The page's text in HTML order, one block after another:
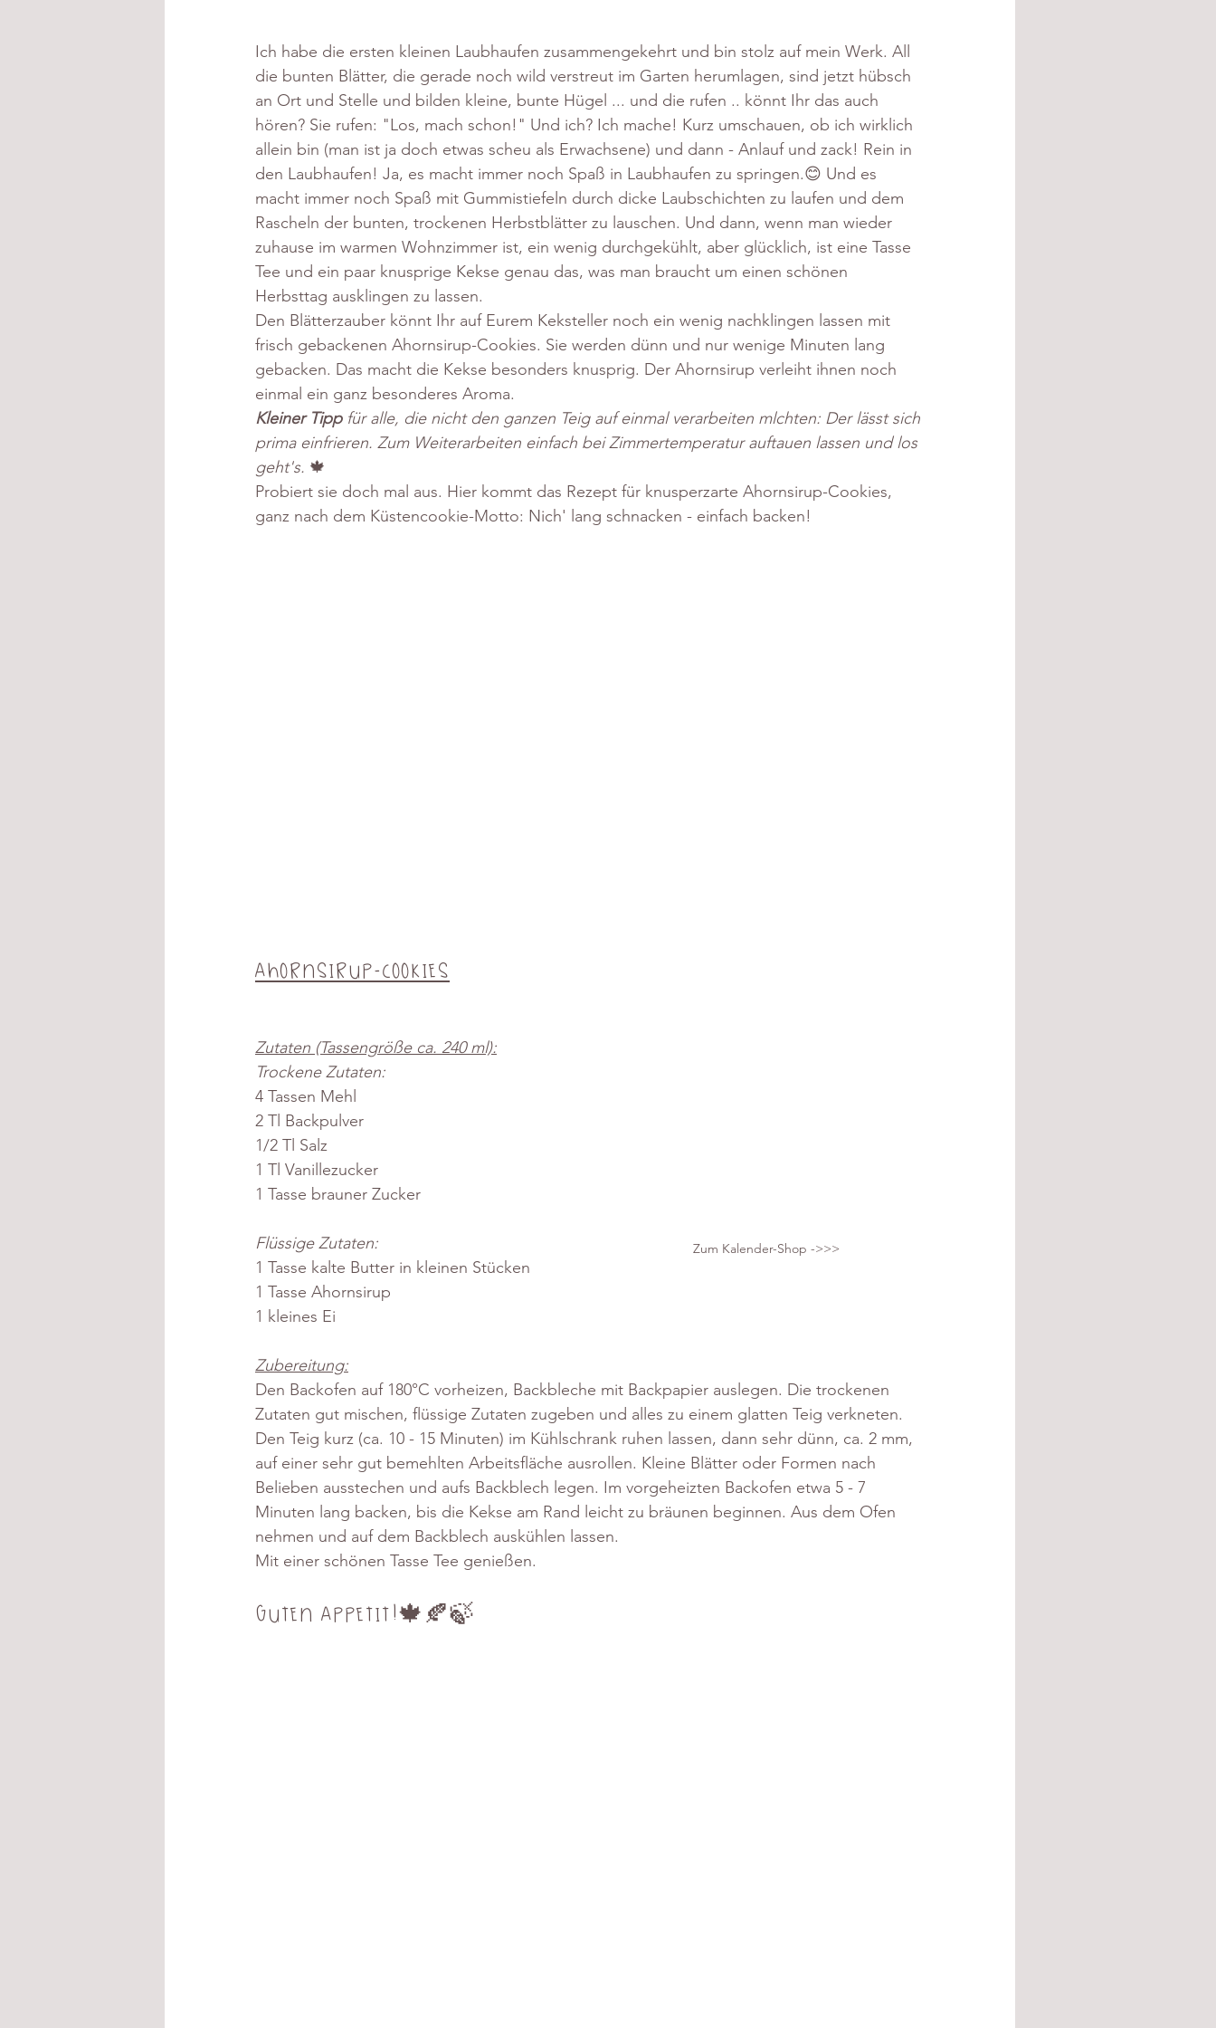
Ich habe die ersten kleinen Laubhaufen zusammengekehrt und bin stolz auf mein Werk. All
die bunten Blätter, die gerade noch wild verstreut im Garten herumlagen, sind jetzt hübsch
an Ort und Stelle und bilden kleine, bunte Hügel ... und die rufen .. könnt Ihr das auch
hören? Sie rufen: "Los, mach schon!" Und ich? Ich mache! Kurz umschauen, ob ich wirklich
allein bin (man ist ja doch etwas scheu als Erwachsene) und dann - Anlauf und zack! Rein in
den Laubhaufen! Ja, es macht immer noch Spaß in Laubhaufen zu springen.😊 Und es
macht immer noch Spaß mit Gummistiefeln durch dicke Laubschichten zu laufen und dem
Rascheln der bunten, trockenen Herbstblätter zu lauschen. Und dann, wenn man wieder
zuhause im warmen Wohnzimmer ist, ein wenig durchgekühlt, aber glücklich, ist eine Tasse
Tee und ein paar knusprige Kekse genau das, was man braucht um einen schönen
Herbsttag ausklingen zu lassen.
Den Blätterzauber könnt Ihr auf Eurem Keksteller noch ein wenig nachklingen lassen mit
frisch gebackenen Ahornsirup-Cookies. Sie werden dünn und nur wenige Minuten lang
gebacken. Das macht die Kekse besonders knusprig. Der Ahornsirup verleiht ihnen noch
einmal ein ganz besonderes Aroma.
Kleiner Tipp für alle, die nicht den ganzen Teig auf einmal verarbeiten mlchten: Der lässt sich
prima einfrieren. Zum Weiterarbeiten einfach bei Zimmertemperatur auftauen lassen und los
geht's. 🍁
Probiert sie doch mal aus. Hier kommt das Rezept für knusperzarte Ahornsirup-Cookies,
ganz nach dem Küstencookie-Motto: Nich' lang schnacken - einfach backen!
Ahornsirup-Cookies
Zum Kalender-Shop ->>>
Zutaten (Tassengröße ca. 240 ml):
Trockene Zutaten:
4 Tassen Mehl
2 Tl Backpulver
1/2 Tl Salz
1 Tl Vanillezucker
1 Tasse brauner Zucker
Flüssige Zutaten:
1 Tasse kalte Butter in kleinen Stücken
1 Tasse Ahornsirup
1 kleines Ei
Zubereitung:
Den Backofen auf 180°C vorheizen, Backbleche mit Backpapier auslegen. Die trockenen
Zutaten gut mischen, flüssige Zutaten zugeben und alles zu einem glatten Teig verkneten.
Den Teig kurz (ca. 10 - 15 Minuten) im Kühlschrank ruhen lassen, dann sehr dünn, ca. 2 mm,
auf einer sehr gut bemehlten Arbeitsfläche ausrollen. Kleine Blätter oder Formen nach
Belieben ausstechen und aufs Backblech legen. Im vorgeheizten Backofen etwa 5 - 7
Minuten lang backen, bis die Kekse am Rand leicht zu bräunen beginnen. Aus dem Ofen
nehmen und auf dem Backblech auskühlen lassen.
Mit einer schönen Tasse Tee genießen.
Guten Appetit!🍁🍂🍃